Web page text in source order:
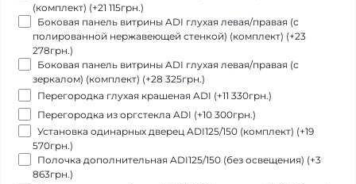
(комплект) (+21 115грн.)
Боковая панель витрины ADІ глухая левая/правая (с
полированной нержавеющей стенкой) (комплект) (+23
278грн.)
Боковая панель витрины ADІ глухая левая/правая (с
зеркалом) (комплект) (+28 325грн.)
Перегородка глухая крашеная ADI (+11 330грн.)
Перегородка из оргстекла ADI (+10 300грн.)
Установка одинарных дверец ADI125/150 (комплект) (+19
570грн.)
Полочка дополнительная ADI125/150 (без освещения) (+3
863грн.)